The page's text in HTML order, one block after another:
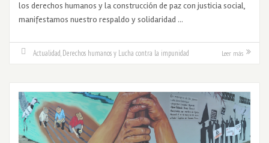
los derechos humanos y la construcción de paz con justicia social,
manifestamos nuestro respaldo y solidaridad …
Actualidad Derechos humanos y Lucha contra la impunidad Leer más